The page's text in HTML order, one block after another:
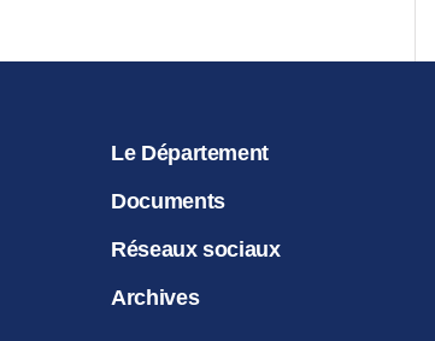
Le Département
Documents
Réseaux sociaux
Archives